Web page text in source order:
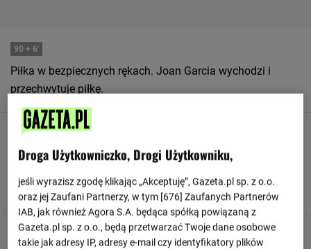
90 + 6'
Piłka w bezpiecznych rękach. Joan Garcia wychodzi i
przechwytuje piłkę.
90+ 6'
Leandro Cabrera z zespołu Espanyol posunął się trochę za
Gomez.
+ 5'
Droga Użytkowniczko, Drogi Użytkowniku,
jeśli wyrazisz zgodę klikając „Akceptuję”, Gazeta.pl sp. z o.o.
oraz jej Zaufani Partnerzy, w tym [676] Zaufanych Partnerów
IAB, jak również Agora S.A. będąca spółką powiązaną z
Gazeta.pl sp. z o.o., będą przetwarzać Twoje dane osobowe
takie jak adresy IP, adresy e-mail czy identyfikatory plików